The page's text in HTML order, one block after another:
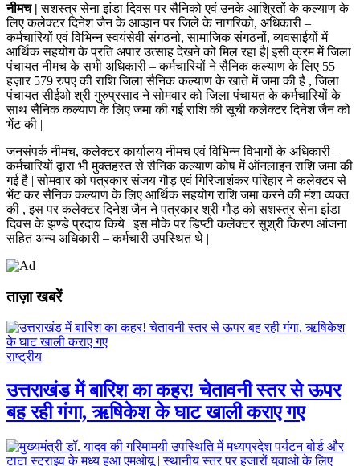
नीमच | सशस्त्र सेना झंडा दिवस पर सैनिको एवं उनके आश्रितों के कल्याण के
लिए कलेक्टर दिनेश जैन के आव्हान पर जिले के नागरिको, अधिकारी –
कर्मचारियों एवं विभिन्न स्वयंसेवी संगठनो, सामाजिक संगठनों, व्यवसाईयों में
आर्थिक सहयोग के प्रति अपार उत्साह देखने को मिल रहा है| इसी क्रम में जिला
पंचायत नीमच के सभी अधिकारी – कर्मचारियों ने सैनिक कल्याण के लिए 55
हज़ार 579 रुपए की राशि जिला सैनिक कल्याण के खाते में जमा की है , जिला
पंचायत सीईओ श्री गुरुप्रसाद ने सोमवार को जिला पंचायत के कर्मचारियों के
साथ सैनिक कल्याण के लिए जमा की गई राशि की सूची कलेक्टर दिनेश जैन को
भेंट की |
जनसंपर्क नीमच, कलेक्टर कार्यालय नीमच एवं विभिन्न विभागों के अधिकारी –
कर्मचारियों द्वारा भी मुक्तहस्त से सैनिक कल्याण कोष में ऑनलाइन राशि जमा की
गई है | सोमवार को पत्रकार संजय गौड़ एवं गिरिजाशंकर परिहार ने कलेक्टर से
भेंट कर सैनिक कल्याण के लिए आर्थिक सहयोग राशि जमा करने की मंशा व्यक्त
की , इस पर कलेक्टर दिनेश जैन ने पत्रकार श्री गौड़ को सशस्त्र सेना झंडा
दिवस के झण्डे प्रदाय किये | इस मौके पर डिप्टी कलेक्टर सुश्री किरण आंजना
सहित अन्य अधिकारी – कर्मचारी उपस्थित थे |
ताज़ा खबरें
राष्ट्रीय
उत्तराखंड में बारिश का कहर! चेतावनी स्तर से ऊपर
बह रही गंगा, ऋषिकेश के घाट खाली कराए गए